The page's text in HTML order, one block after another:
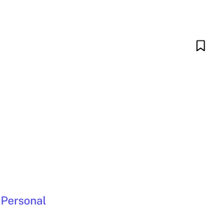
Personal